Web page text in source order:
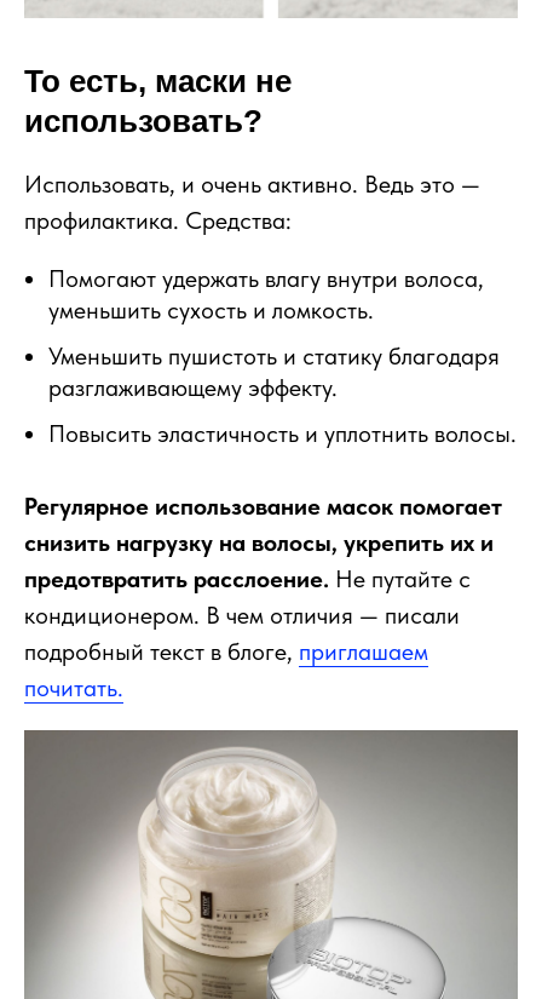
То есть, маски не
использовать?
Использовать, и очень активно. Ведь это —
профилактика. Средства:
Помогают удержать влагу внутри волоса,
уменьшить сухость и ломкость.
Уменьшить пушистоть и статику благодаря
разглаживающему эффекту.
Повысить эластичность и уплотнить волосы.
Регулярное использование масок помогает
снизить нагрузку на волосы, укрепить их и
предотвратить расслоение. Не путайте с
кондиционером. В чем отличия — писали
подробный текст в блоге, приглашаем
почитать.